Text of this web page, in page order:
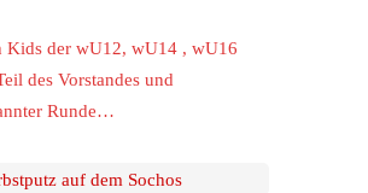
Kids der wU12, wU14 , wU16
des Vorstandes und
Runde…